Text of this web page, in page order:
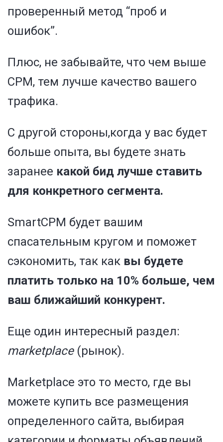
проверенный метод “проб и
ошибок”.
Плюс, не забывайте, что чем выше
CPM, тем лучше качество вашего
трафика.
С другой стороны,когда у вас будет
больше опыта, вы будете знать
заранее какой бид лучше ставить
для конкретного сегмента.
SmartCPM будет вашим
спасательным кругом и поможет
сэкономить, так как вы будете
платить только на 10% больше, чем
ваш ближайший конкурент.
Еще один интересный раздел:
marketplace(рынок).
Marketplace это то место, где вы
можете купить все размещения
определенного сайта, выбирая